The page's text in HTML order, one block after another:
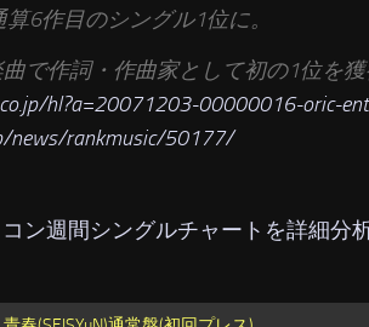
6作目のシングル1位に。
曲で作詞・作曲家として初の1位を
hl?a=20071203-00000016-oric-ent
news/rankmusic/50177/
ン週間シングルチャートを詳細分